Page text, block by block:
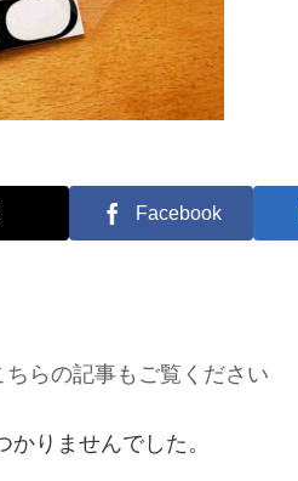
Facebook
ちらの記事もご覧ください
かりませんでした。